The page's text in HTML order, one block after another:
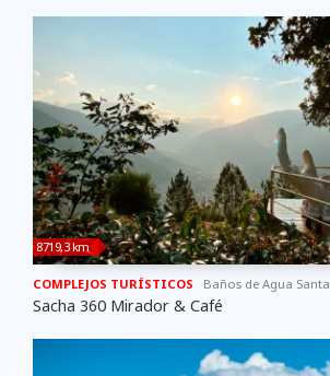
8719,3 km
COMPLEJOS TURÍSTICOS Baños de Agua Santa
Sacha 360 Mirador & Café